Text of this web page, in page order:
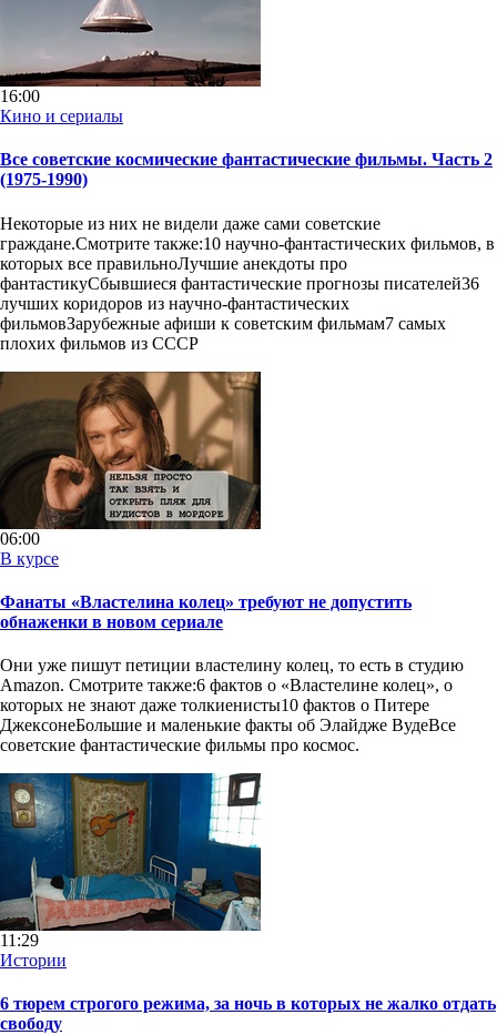
16:00
Кино и сериалы
Все советские космические фантастические фильмы. Часть 2
(1975-1990)
Некоторые из них не видели даже сами советские
граждане.Смотрите также:10 научно-фантастических фильмов, в
которых все правильноЛучшие анекдоты про
фантастикуСбывшиеся фантастические прогнозы писателей36
лучших коридоров из научно-фантастических
фильмовЗарубежные афиши к советским фильмам7 самых
плохих фильмов из СССР
06:00
В курсе
Фанаты «Властелина колец» требуют не допустить
обнаженки в новом сериале
Они уже пишут петиции властелину колец, то есть в студию
Amazon. Смотрите также:6 фактов о «Властелине колец», о
которых не знают даже толкиенисты10 фактов о Питере
ДжексонеБольшие и маленькие факты об Элайдже ВудеВсе
советские фантастические фильмы про космос.
11:29
Истории
6 тюрем строгого режима, за ночь в которых не жалко отдать
свободу